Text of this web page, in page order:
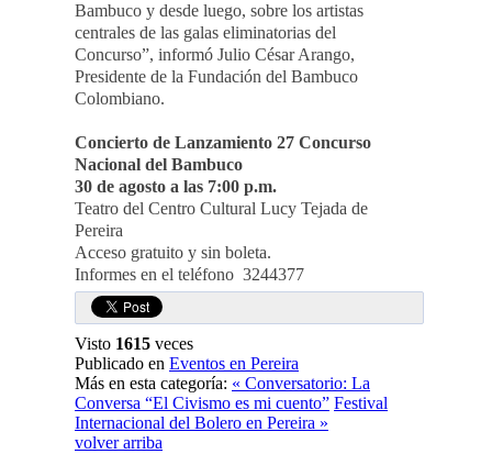
Bambuco y desde luego, sobre los artistas
centrales de las galas eliminatorias del
Concurso”, informó Julio César Arango,
Presidente de la Fundación del Bambuco
Colombiano.
Concierto de Lanzamiento 27 Concurso
Nacional del Bambuco
30 de agosto a las 7:00 p.m.
Teatro del Centro Cultural Lucy Tejada de
Pereira
Acceso gratuito y sin boleta.
Informes en el teléfono 3244377
Visto 1615 veces
Publicado en Eventos en Pereira
Más en esta categoría: « Conversatorio: La
Conversa “El Civismo es mi cuento” Festival
Internacional del Bolero en Pereira »
volver arriba